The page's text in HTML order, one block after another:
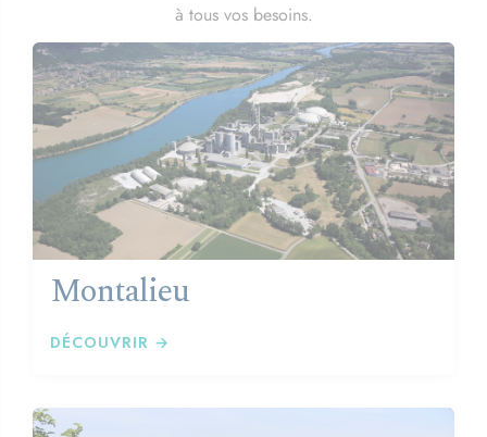
à tous vos besoins.
Montalieu
DÉCOUVRIR →